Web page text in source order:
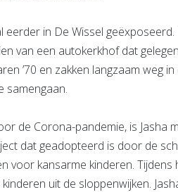
eerder in De Wissel
van een autokerkhof dat
’70 en zakken langzaam weg
samengaan.
de Corona-pandemie, is
dat geadopteerd is door de
voor kansarme kinderen.
uit de sloppenwijken.